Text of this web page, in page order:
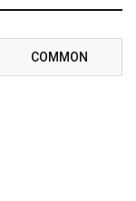
COMMON